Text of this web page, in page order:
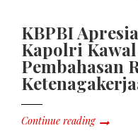
KBPBI
Kapolri
Pembahasan
Continue reading